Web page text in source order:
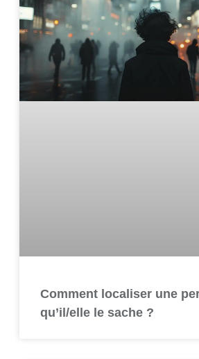
Comment localiser une
qu’il/elle le sache ?